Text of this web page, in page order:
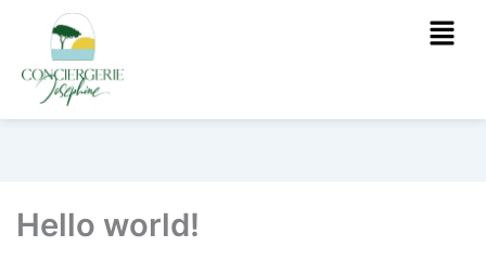
Menu
Hello world!